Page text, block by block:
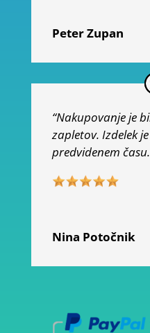
Peter Zupan
“Nakupovanje je
zapletov. Izdelek
predvidenem
Nina Potočnik